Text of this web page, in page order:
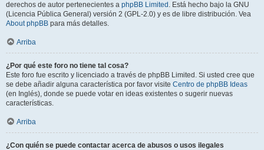
derechos de autor pertenecientes a phpBB Limited . Está hecho bajo la GNU
(Licencia Pública General) versión 2 (GPL-2.0) y es de libre distribución. Vea
About phpBB para más detalles.
Arriba
¿Por qué este foro no tiene tal cosa?
Este foro fue escrito y licenciado a través de phpBB Limited. Si usted cree que
se debe añadir alguna característica por favor visite Centro de phpBB Ideas
(en Inglés), donde se puede votar en ideas existentes o sugerir nuevas
características.
Arriba
¿Con quién se puede contactar acerca de abusos o usos ilegales